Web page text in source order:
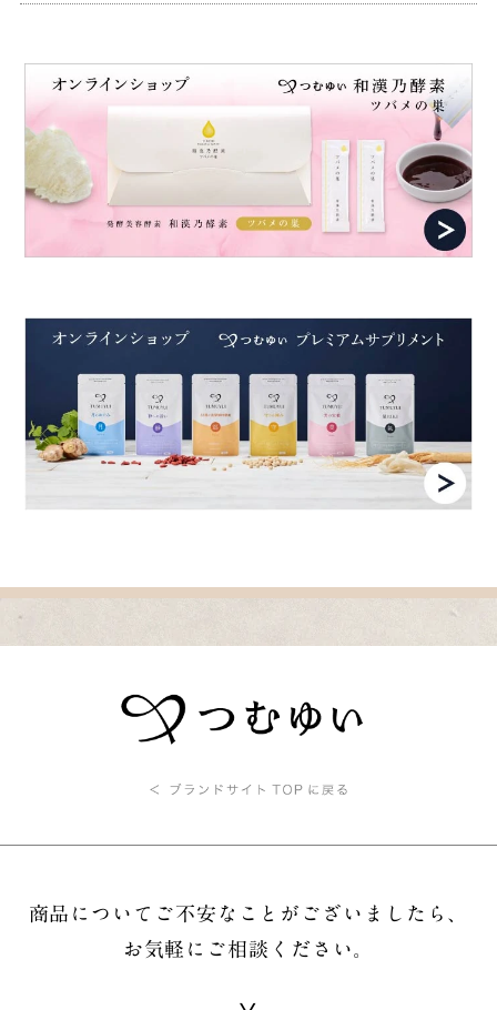
商品についてご不安なことがございましたら、
お気軽にご相談ください。